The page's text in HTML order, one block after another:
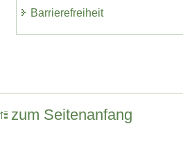
Barrierefreiheit
zum Seitenanfang